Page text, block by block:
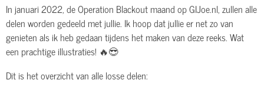
In januari 2022, de Operation Blackout maand op GIJoe.nl, zullen alle
delen worden gedeeld met jullie. Ik hoop dat jullie er net zo van
genieten als ik heb gedaan tijdens het maken van deze reeks. Wat
een prachtige illustraties! 🔥😎
Dit is het overzicht van alle losse delen: